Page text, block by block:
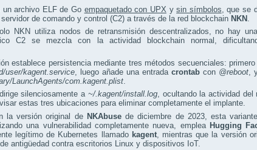
un archivo ELF de Go empaquetado con UPX ysin símbolos , que se
de comando y control (C2) a través de la red blockchain NKN
NKN utiliza nodos de retransmisión descentralizados, no hay
C2 se mezcla con la actividad blockchain normal,
establece persistencia mediante tres métodos secuenciales:
user/kagent.service , luego añade una entrada crontab con @reboot ,
LaunchAgents/com.kagent.plist
silenciosamente a ~/.kagent/install.log, ocultando la actividad del
estas tres ubicaciones para eliminar completamente el implante.
la versión original de NKAbusede diciembre de 2023, esta
una vulnerabilidad completamente nueva, emplea Hugging
legítimo de Kubernetes llamado kagent, mientras que la versión
antigüedad contra escritorios Linux y dispositivos IoT.